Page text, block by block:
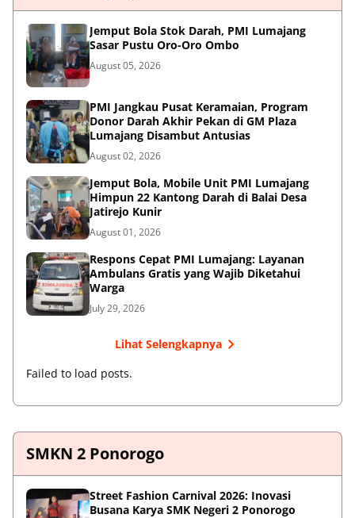
Jemput Bola Stok Darah, PMI Lumajang
Sasar Pustu Oro-Oro Ombo
August 05, 2026
PMI Jangkau Pusat Keramaian, Program
Donor Darah Akhir Pekan di GM Plaza
Lumajang Disambut Antusias
August 02, 2026
Jemput Bola, Mobile Unit PMI Lumajang
Himpun 22 Kantong Darah di Balai Desa
Jatirejo Kunir
August 01, 2026
Respons Cepat PMI Lumajang: Layanan
Ambulans Gratis yang Wajib Diketahui
Warga
July 29, 2026
Lihat Selengkapnya
Failed to load posts.
SMKN 2 Ponorogo
Street Fashion Carnival 2026: Inovasi
Busana Karya SMK Negeri 2 Ponorogo